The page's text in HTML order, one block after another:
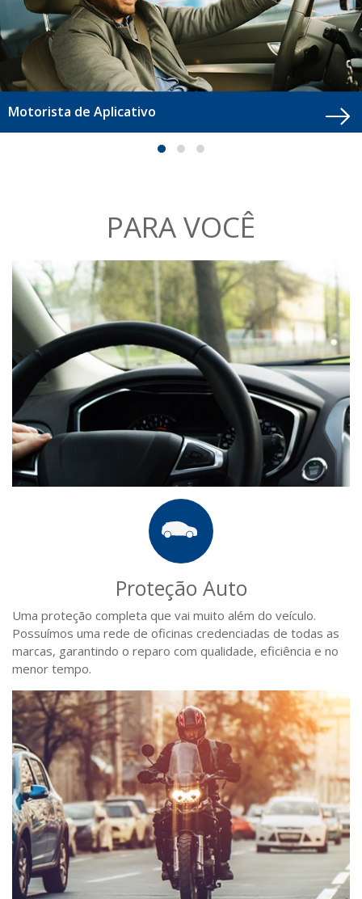
Motorista de Aplicativo
PARA VOCÊ
Proteção Auto
Uma proteção completa que vai muito além do veículo.
Possuímos uma rede de oficinas credenciadas de todas as
marcas, garantindo o reparo com qualidade, eficiência e no
menor tempo.